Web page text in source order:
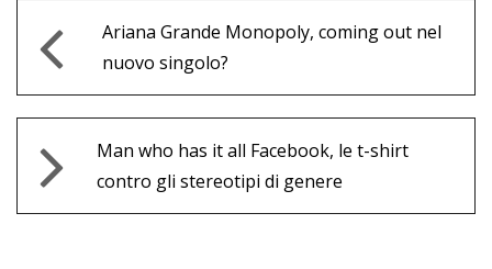
Ariana Grande Monopoly, coming out nel
nuovo singolo?
Man who has it all Facebook, le t-shirt
contro gli stereotipi di genere